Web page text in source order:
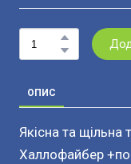
ОПИС
Якісна та
Халлофайбер